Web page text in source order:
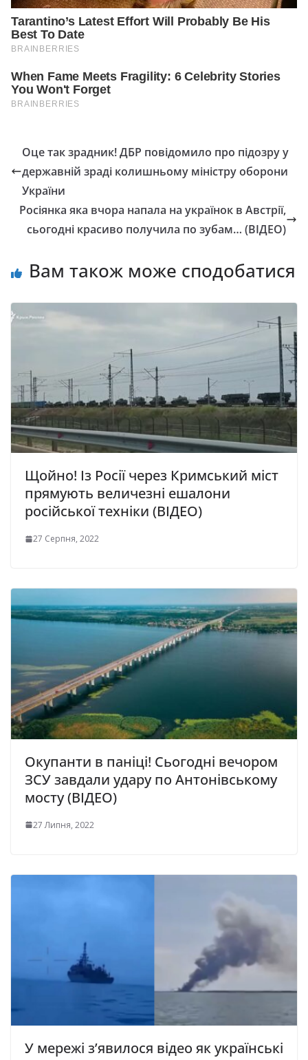
Оце так зрадник! ДБР повідомило про підозру у
державній зраді колишньому міністру оборони
України
Росіянка яка вчора напала на українок в Австрії,
сьогодні красиво получила по зубам… (ВІДЕО)
Вам також може сподобатися
Щойно! Із Росії через Кримський міст
прямують величезні ешалони
російської техніки (ВІДЕО)
27 Серпня, 2022
Окупанти в паніці! Сьогодні вечором
ЗСУ завдали удару по Антонівському
мосту (ВІДЕО)
27 Липня, 2022
У мережі з’явилося відео як українські